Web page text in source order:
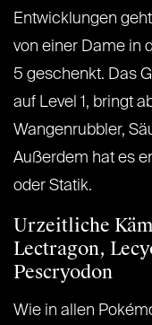
Entwicklungen
von einer Dame in
5 geschenkt. Das
auf Level 1, bringt
Wangenrubbler,
Außerdem hat es
oder Statik.
Urzeitliche
Lectragon,
Pescryodon
Wie in allen